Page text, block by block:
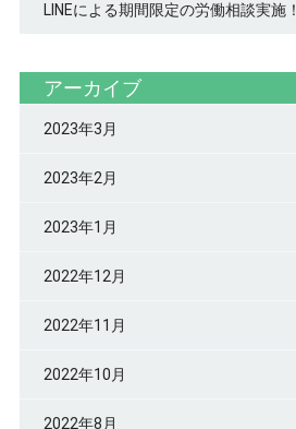
LINEによる期間限定の労働相談実施！
アーカイブ
2023年3月
2023年2月
2023年1月
2022年12月
2022年11月
2022年10月
2022年8月